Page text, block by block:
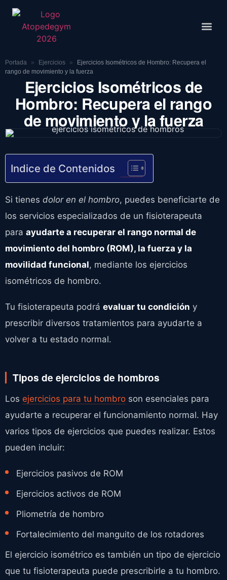
Portada » Ejercicios »
Ejercicios Isométricos de Hombro: Recupera el
rango de movimiento y la fuerza
Ejercicios Isométricos de
Hombro: Recupera el rango
de movimiento y la fuerza
Indice de Contenidos
Si tienes dolor en el hombro, puedes beneficiarte de
los servicios especializados de un fisioterapeuta
para ayudarte a recuperar el rango normal de
movimiento del hombro (ROM), la fuerza y ​​la
movilidad funcional, mediante los ejercicios
isométricos de hombro.
Tu fisioterapeuta podrá evaluar tu condición y
prescribir diversos tratamientos para ayudarte a
volver a tu estado normal.
Tipos de ejercicios de hombros
Los ejercicios para tu hombro son esenciales para
ayudarte a recuperar el funcionamiento normal. Hay
varios tipos de ejercicios que puedes realizar. Estos
pueden incluir:
Ejercicios pasivos de ROM
Ejercicios activos de ROM
Pliometría de hombro
Fortalecimiento del manguito de los rotadores
El ejercicio isométrico es también un tipo de ejercicio
que tu fisioterapeuta puede prescribirle a tu hombro.